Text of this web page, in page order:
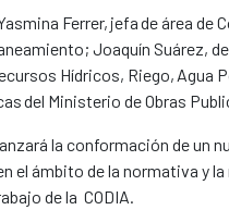
Ferrer, jefa de área de
Joaquín Suárez,
Hídricos, Riego, Agua
del Ministerio de Obras
la conformación de un
el ámbito de la normativa y
de la CODIA.